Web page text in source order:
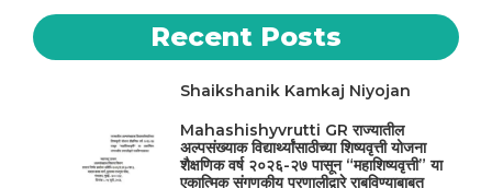
Recent Posts
Shaikshanik Kamkaj Niyojan
Mahashishyvrutti GR राज्यातील
अल्पसंख्याक विद्यार्थ्यांसाठीच्या शिष्यवृत्ती योजना
शैक्षणिक वर्ष २०२६-२७ पासून “महाशिष्यवृत्ती” या
एकात्मिक संगणकीय प्रणालीद्वारे राबविण्याबाबत